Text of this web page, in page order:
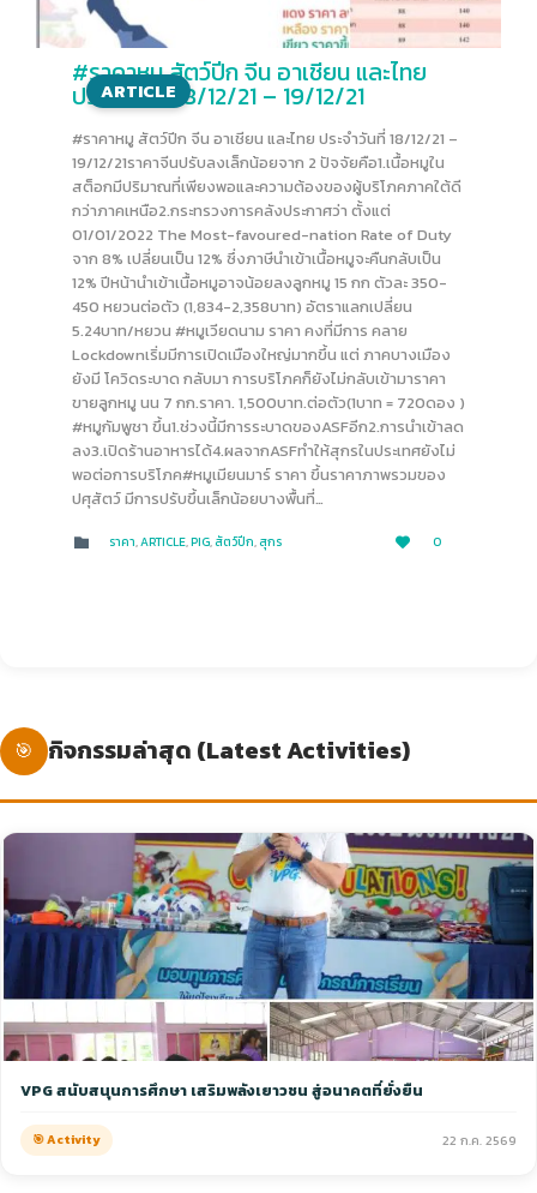
#ราคาหมู สัตว์ปีก จีน อาเชียน และไทย
ประจำวันที่ 18/12/21 – 19/12/21
ARTICLE
#ราคาหมู สัตว์ปีก จีน อาเชียน และไทย ประจำวันที่ 18/12/21 –
19/12/21ราคาจีนปรับลงเล็กน้อยจาก 2 ปัจจัยคือ1.เนื้อหมูใน
สต็อกมีปริมาณที่เพียงพอและความต้องของผู้บริโภคภาคใต้ดี
กว่าภาคเหนือ2.กระทรวงการคลังประกาศว่า ตั้งแต่
01/01/2022 The Most-favoured-nation Rate of Duty
จาก 8% เปลี่ยนเป็น 12% ซึ่งภาษีนำเข้าเนื้อหมูจะคืนกลับเป็น
12% ปีหน้านำเข้าเนื้อหมูอาจน้อยลงลูกหมู 15 กก ตัวละ 350-
450 หยวนต่อตัว (1,834-2,358บาท) อัตราแลกเปลี่ยน
5.24บาท/หยวน #หมูเวียดนาม ราคา คงที่มีการ คลาย
Lockdownเริ่มมีการเปิดเมืองใหญ่มากขึ้น แต่ ภาคบางเมือง
ยังมี โควิดระบาด กลับมา การบริโภคก็ยังไม่กลับเข้ามาราคา
ขายลูกหมู นน 7 กก.ราคา. 1,500บาท.ต่อตัว(1บาท = 720ดอง )
#หมูกัมพูชา ขึ้น1.ช่วงนี้มีการระบาดของASFอีก2.การนำเข้าลด
ลง3.เปิดร้านอาหารได้4.ผลจากASFทำให้สุกรในประเทศยังไม่
พอต่อการบริโภค#หมูเมียนมาร์ ราคา ขึ้นราคาภาพรวมของ
ปศุสัตว์ มีการปรับขึ้นเล็กน้อยบางพื้นที่…
 CATEGORY
ราคา,ARTICLE,PIG, สัตว์ปีก, สุกร 
LOVE
IT
0
🎯 กิจกรรมล่าสุด (Latest Activities)
VPG สนับสนุนการศึกษา เสริมพลังเยาวชน สู่อนาคตที่ยั่งยืน
🎯 Activity 22 ก.ค. 2569